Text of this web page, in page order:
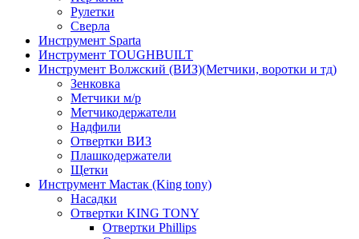
Рулетки
Сверла
Инструмент Sparta
Инструмент TOUGHBUILT
Инструмент Волжский (ВИЗ)(Метчики, воротки и тд)
Зенковка
Метчики м/р
Метчикодержатели
Надфили
Отвертки ВИЗ
Плашкодержатели
Щетки
Инструмент Мастак (King tony)
Насадки
Отвертки KING TONY
Отвертки Phillips